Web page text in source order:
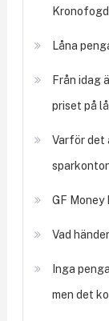
Låna
Från idag
priset på
Varför det
GF
Vad
Inga
men det